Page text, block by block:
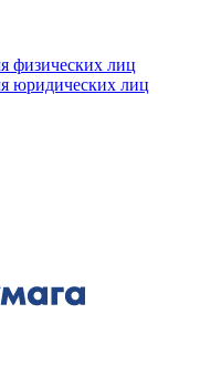
физических лиц
юридических лиц